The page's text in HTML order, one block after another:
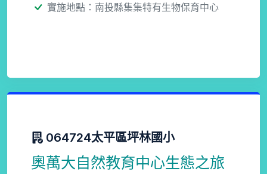
實施地點：南投縣集集特有生物保育中心
064724太平區坪林國小
奧萬大自然教育中心生態之旅